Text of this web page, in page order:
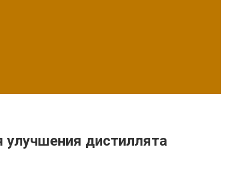
дистиллята